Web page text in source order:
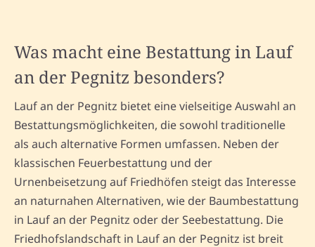
Was macht eine Bestattung in Lauf
an der Pegnitz besonders?
Lauf an der Pegnitz bietet eine vielseitige Auswahl an
Bestattungsmöglichkeiten, die sowohl traditionelle
als auch alternative Formen umfassen. Neben der
klassischen Feuerbestattung und der
Urnenbeisetzung auf Friedhöfen steigt das Interesse
an naturnahen Alternativen, wie der Baumbestattung
in Lauf an der Pegnitz oder der Seebestattung. Die
Friedhofslandschaft in Lauf an der Pegnitz ist breit